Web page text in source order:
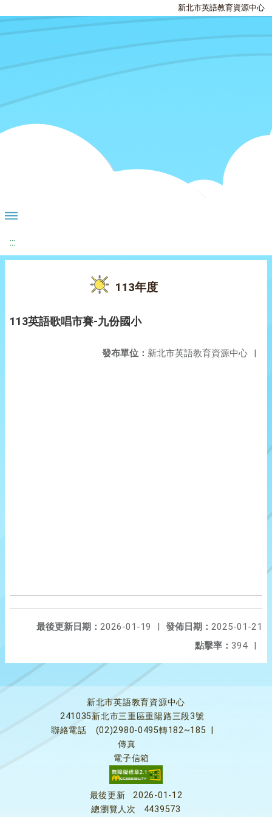
新北市英語教育資源中心
:::
113年度
113英語歌唱市賽-九份國小
發布單位： 新北市英語教育資源中心 |
發佈日期： 2025-01-21
最後更新日期： 2026-01-19
|
點擊率： 394 |
新北市英語教育資源中心
241035新北市三重區重陽路三段3號
聯絡電話
(02)2980-0495轉182~185
傳真
電子信箱
最後更新
2026-01-12
總瀏覽人次
4439573